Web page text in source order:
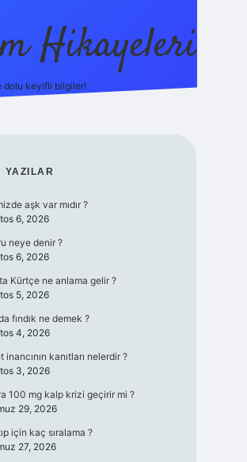
Hikayeleri
dolu keyifli bilgiler!
YAZILAR
aşk var mıdır ?
6, 2026
neye denir ?
6, 2026
Kürtçe ne anlama gelir ?
5, 2026
fındık ne demek ?
4, 2026
inancının kanıtları nelerdir ?
3, 2026
100 mg kalp krizi geçirir mi ?
29, 2026
için kaç sıralama ?
27, 2026